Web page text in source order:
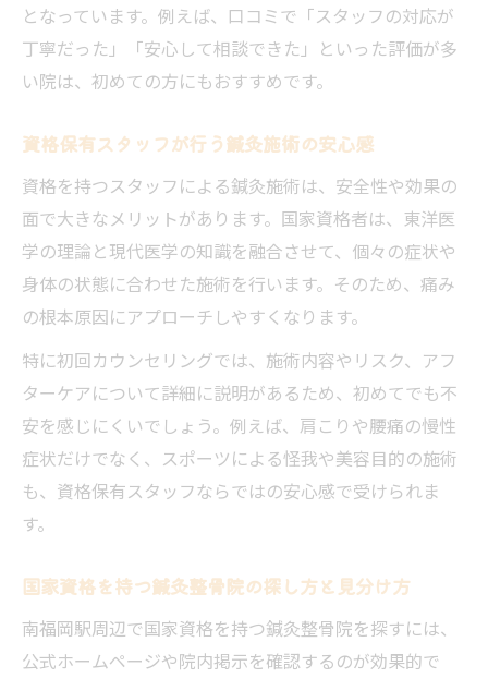
となっています。例えば、口コミで「スタッフの対応が
丁寧だった」「安心して相談できた」といった評価が多
い院は、初めての方にもおすすめです。
資格保有スタッフが行う鍼灸施術の安心感
資格を持つスタッフによる鍼灸施術は、安全性や効果の
面で大きなメリットがあります。国家資格者は、東洋医
学の理論と現代医学の知識を融合させて、個々の症状や
身体の状態に合わせた施術を行います。そのため、痛み
の根本原因にアプローチしやすくなります。
特に初回カウンセリングでは、施術内容やリスク、アフ
ターケアについて詳細に説明があるため、初めてでも不
安を感じにくいでしょう。例えば、肩こりや腰痛の慢性
症状だけでなく、スポーツによる怪我や美容目的の施術
も、資格保有スタッフならではの安心感で受けられま
す。
国家資格を持つ鍼灸整骨院の探し方と見分け方
南福岡駅周辺で国家資格を持つ鍼灸整骨院を探すには、
公式ホームページや院内掲示を確認するのが効果的で